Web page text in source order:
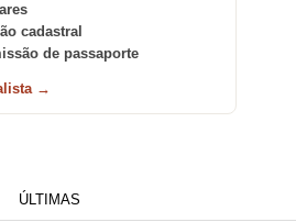
cadastral
de passaporte
→
ÚLTIMAS